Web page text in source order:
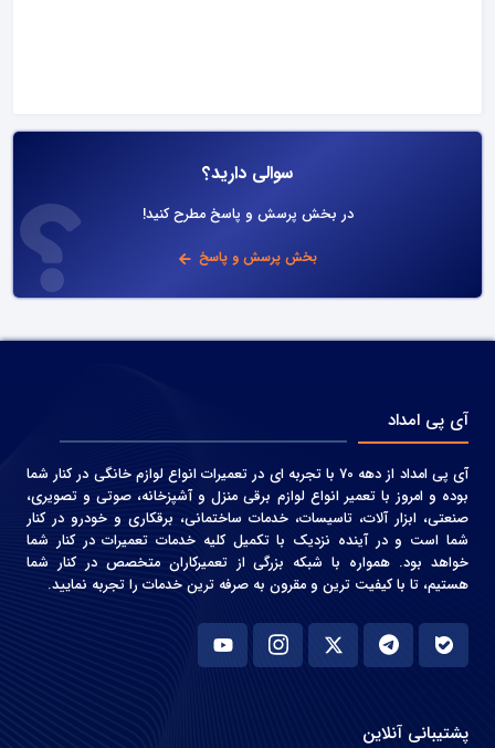
سوالی دارید؟
در بخش پرسش و پاسخ مطرح کنید!
بخش پرسش و پاسخ
آی پی امداد
آی پی امداد از دهه 70 با تجربه ای در تعمیرات انواع لوازم خانگی در کنار شما
بوده و امروز با تعمیر انواع لوازم برقی منزل و آشپزخانه، صوتی و‌ تصویری،
صنعتی، ابزار آلات، تاسیسات، خدمات ساختمانی، برقکاری و خودرو در کنار
شما است و در آینده نزدیک با تکمیل کلیه خدمات تعمیرات در کنار شما
خواهد بود. همواره با شبکه بزرگی از تعمیرکاران متخصص در کنار شما
هستیم، تا با کیفیت ترین و مقرون به صرفه ترین خدمات را تجربه نمایید.
پشتیبانی آنلاین